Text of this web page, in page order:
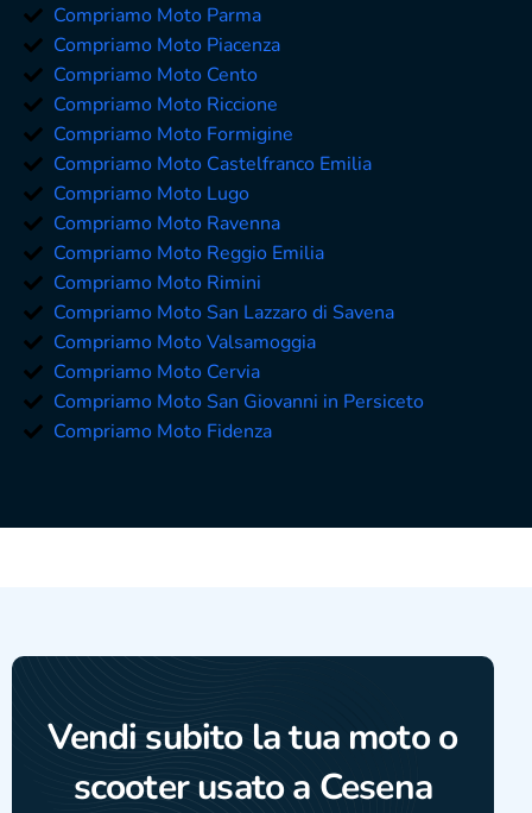
Compriamo Moto Parma
Compriamo Moto Piacenza
Compriamo Moto Cento
Compriamo Moto Riccione
Compriamo Moto Formigine
Compriamo Moto Castelfranco Emilia
Compriamo Moto Lugo
Compriamo Moto Ravenna
Compriamo Moto Reggio Emilia
Compriamo Moto Rimini
Compriamo Moto San Lazzaro di Savena
Compriamo Moto Valsamoggia
Compriamo Moto Cervia
Compriamo Moto San Giovanni in Persiceto
Compriamo Moto Fidenza
Vendi subito la tua moto o
scooter usato a Cesena